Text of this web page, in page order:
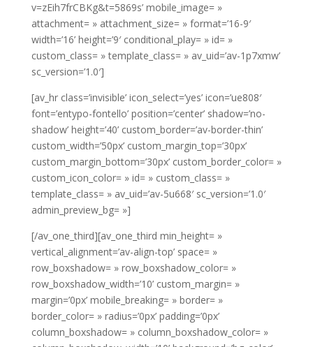
v=zEih7frCBKg&t=5869s’ mobile_image= »
attachment= » attachment_size= » format=’16-9′
width=’16’ height=’9′ conditional_play= » id= »
custom_class= » template_class= » av_uid=’av-1p7xmw’
sc_version=’1.0′]
[av_hr class=’invisible’ icon_select=’yes’ icon=’ue808′
font=’entypo-fontello’ position=’center’ shadow=’no-
shadow’ height=’40’ custom_border=’av-border-thin’
custom_width=’50px’ custom_margin_top=’30px’
custom_margin_bottom=’30px’ custom_border_color= »
custom_icon_color= » id= » custom_class= »
template_class= » av_uid=’av-5u668′ sc_version=’1.0′
admin_preview_bg= »]
[/av_one_third][av_one_third min_height= »
vertical_alignment=’av-align-top’ space= »
row_boxshadow= » row_boxshadow_color= »
row_boxshadow_width=’10’ custom_margin= »
margin=’0px’ mobile_breaking= » border= »
border_color= » radius=’0px’ padding=’0px’
column_boxshadow= » column_boxshadow_color= »